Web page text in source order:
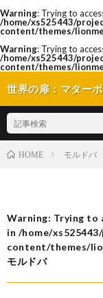
Warning: Trying to
/home/xs525443/
content/themes/
Warning: Trying to
/home/xs525443/
content/themes/
世界の扉：マター
HOME モルドバ
Warning: Trying to
in /home/
content/themes/
モルドバ